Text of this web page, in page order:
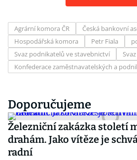
Agrární komora ČR Česká bankovní
Hospodářská komora
Petr Fiala
Svaz podnikatelů ve stavebnictví
Konfederace zaměstnavatelských a
Doporučujeme
Železniční zakázka století
drahám. Jako vítěze je
radní